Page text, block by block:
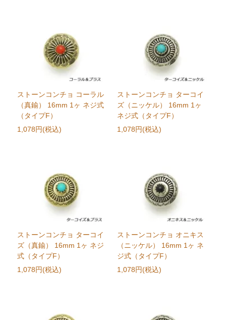
ストーンコンチョ コーラル
（真鍮） 16mm 1ヶ ネジ式
（タイプF）
1,078円(税込)
ストーンコンチョ ターコイ
ズ（ニッケル） 16mm 1ヶ
ネジ式（タイプF）
1,078円(税込)
ストーンコンチョ ターコイ
ズ（真鍮） 16mm 1ヶ ネジ
式（タイプF）
1,078円(税込)
ストーンコンチョ オニキス
（ニッケル） 16mm 1ヶ ネ
ジ式（タイプF）
1,078円(税込)